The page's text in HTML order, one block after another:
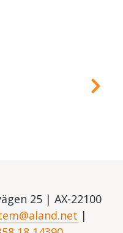
25 | AX-22100
|